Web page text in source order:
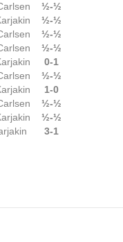
½-½
½-½
½-½
½-½
0-1
½-½
1-0
½-½
½-½
3-1